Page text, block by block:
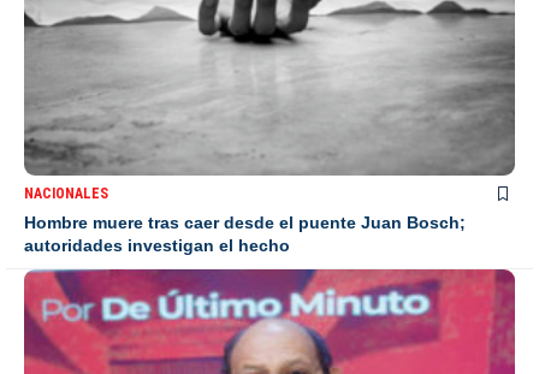
NACIONALES
Hombre muere tras caer desde el puente Juan Bosch;
autoridades investigan el hecho